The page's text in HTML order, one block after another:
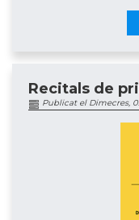
Recitals de
Publicat el Dimecres,